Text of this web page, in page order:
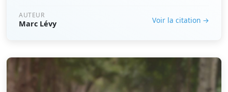
AUTEUR
Marc Lévy Voir la citation →